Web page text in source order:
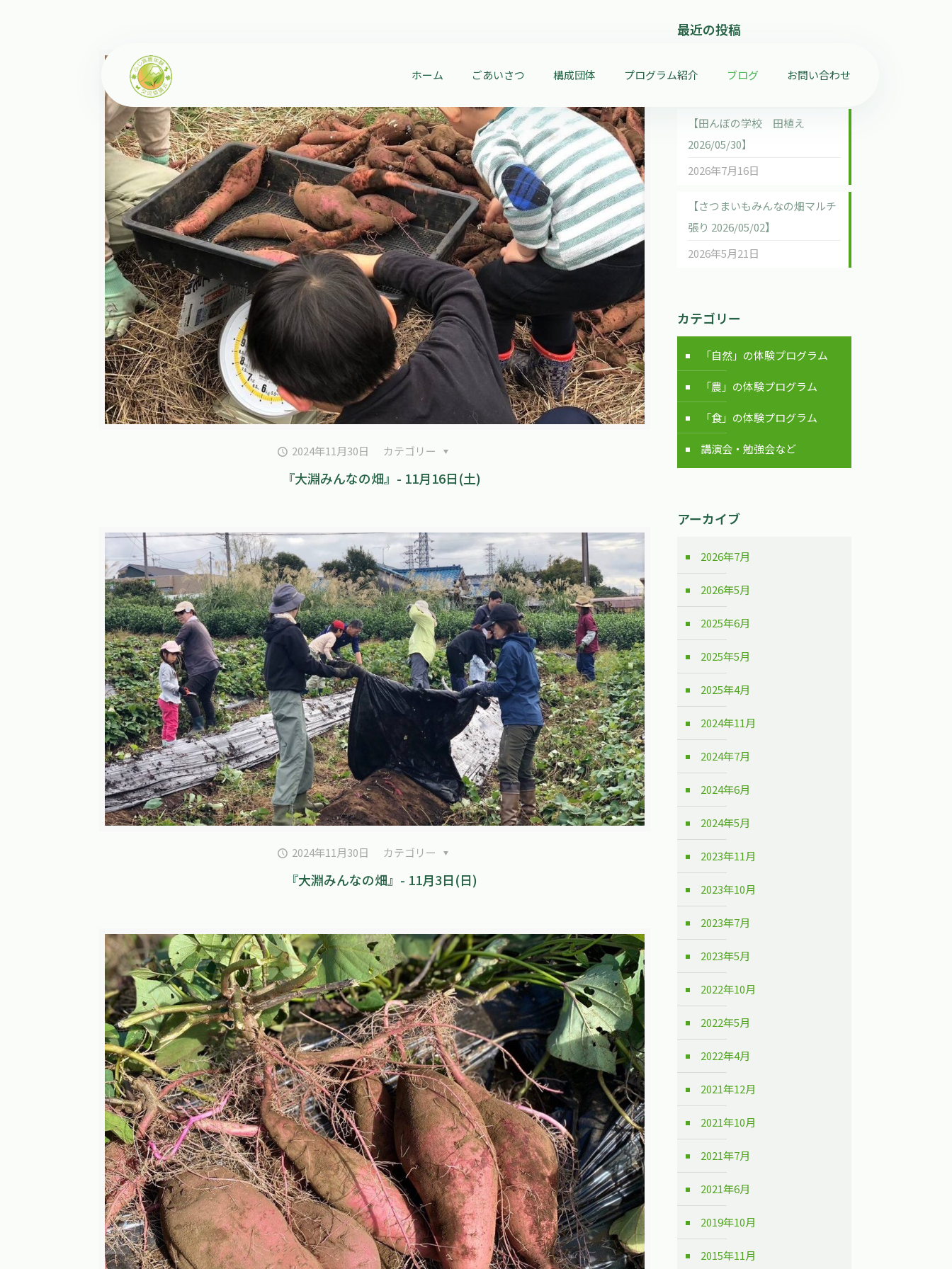
ホーム ごあいさつ 構成団体 プログラム紹介 ブログ お問い合わせ
2024年11月30日 カテゴリー
『大淵みんなの畑』- 11月16日(土)
2024年11月30日 カテゴリー
『大淵みんなの畑』- 11月3日(日)
最近の投稿
【田んぼの学校 田植え
2026/05/30】
2026年7月16日
【さつまいもみんなの畑マルチ
張り 2026/05/02】
2026年5月21日
カテゴリー
「自然」の体験プログラム
「農」の体験プログラム
「食」の体験プログラム
講演会・勉強会など
アーカイブ
2026年7月
2026年5月
2025年6月
2025年5月
2025年4月
2024年11月
2024年7月
2024年6月
2024年5月
2023年11月
2023年10月
2023年7月
2023年5月
2022年10月
2022年5月
2022年4月
2021年12月
2021年10月
2021年7月
2021年6月
2019年10月
2015年11月